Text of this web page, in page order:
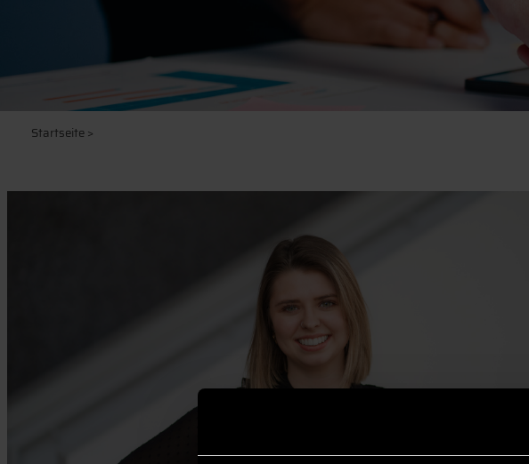
Startseite>